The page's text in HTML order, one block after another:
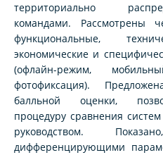
территориально
командами. Рассмотрены
функциональные,
экономические и
(офлайн-режим,
фотофиксация).
балльной оценки,
процедуру сравнения
руководством.
дифференцирующими